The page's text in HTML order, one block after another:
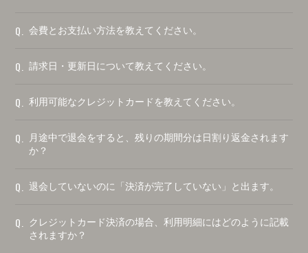
Q. 会費とお支払い方法を教えてください。
Q. 請求日・更新日について教えてください。
Q. 利用可能なクレジットカードを教えてください。
Q.
月途中で退会をすると、残りの期間分は日割り返金されます
か？
Q. 退会していないのに「決済が完了していない」と出ます。
Q.
クレジットカード決済の場合、利用明細にはどのように記載
されますか？